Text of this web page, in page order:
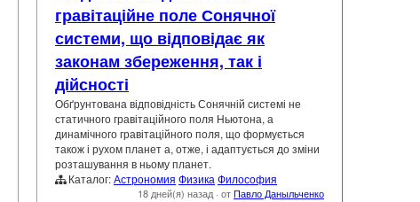
гравітаційне поле Сонячної
системи, що відповідає як
законам збереження, так і
дійсності
Обґрунтована відповідність Сонячній системі не
статичного гравітаційного поля Ньютона, а
динамічного гравітаційного поля, що формується
також і рухом планет а, отже, і адаптується до зміни
розташування в ньому планет.
Каталог:Астрономия Физика Философия
18 дней(я) назад· отПавло Даныльченко